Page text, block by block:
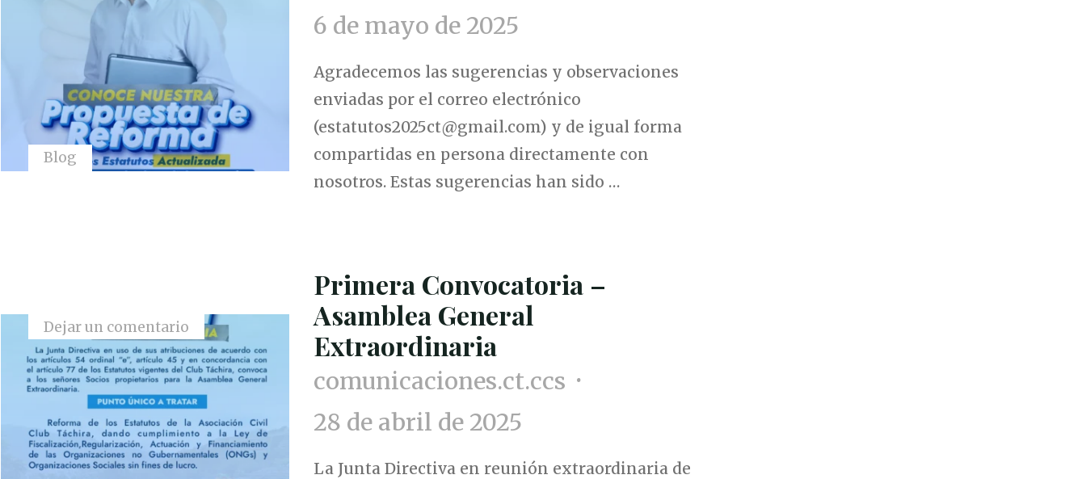
Blog
6 de mayo de 2025
Agradecemos las sugerencias y observaciones
enviadas por el correo electrónico
(estatutos2025ct@gmail.com) y de igual forma
compartidas en persona directamente con
nosotros. Estas sugerencias han sido …
Dejar un comentario
Primera Convocatoria –
Asamblea General
Extraordinaria
comunicaciones.ct.ccs
28 de abril de 2025
La Junta Directiva en reunión extraordinaria de